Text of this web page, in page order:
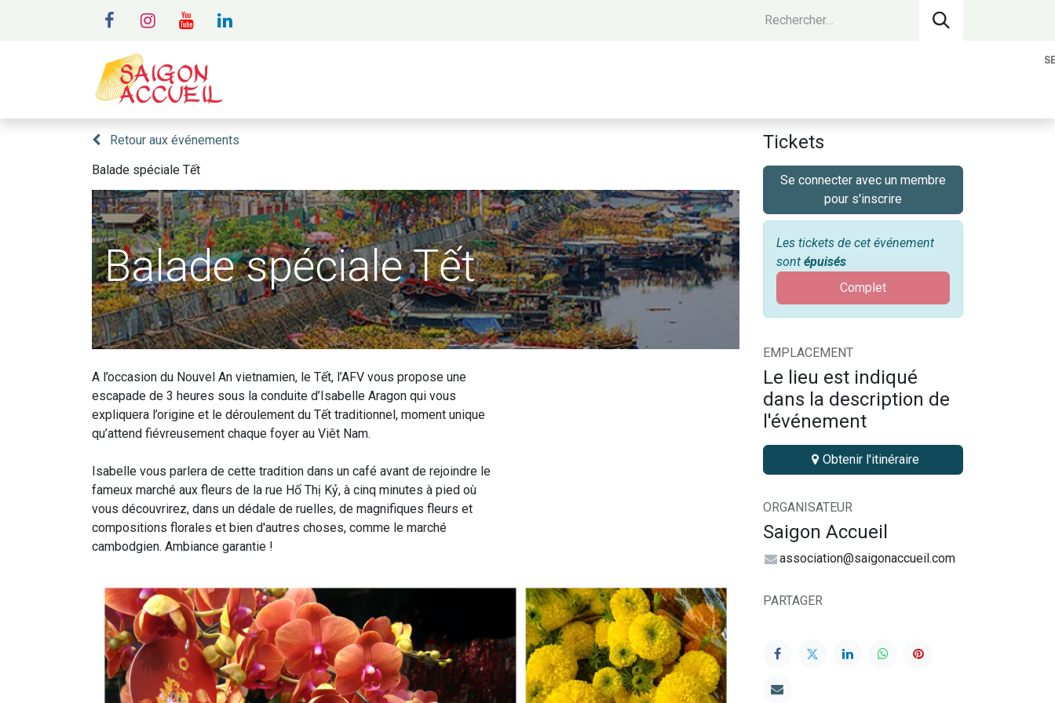
Retour aux événements
Balade spéciale Tết
Balade spéciale Tết
A l’occasion du Nouvel An vietnamien, le Tết, l’AFV vous propose une
escapade de 3 heures sous la conduite d’Isabelle Aragon qui vous
expliquera l’origine et le déroulement du Tết traditionnel, moment unique
qu’attend fiévreusement chaque foyer au Viêt Nam.
Isabelle vous parlera de cette tradition dans un café avant de rejoindre le
fameux marché aux fleurs de la rue Hố Thị Kỷ, à cinq minutes à pied où
vous découvrirez, dans un dédale de ruelles, de magnifiques fleurs et
compositions florales et bien d'autres choses, comme le marché
cambodgien. Ambiance garantie !
Tickets
Se connecter avec un membre
pour s'inscrire
Les tickets de cet événement
sont épuisés
Complet
EMPLACEMENT
Le lieu est indiqué
dans la description de
l'événement
Obtenir l'itinéraire
ORGANISATEUR
Saigon Accueil
association@saigonaccueil.com
PARTAGER